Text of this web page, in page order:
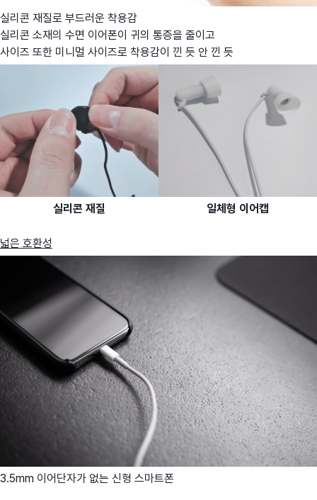
실리콘 재질로 부드러운 착용감
실리콘 소재의 수면 이어폰이 귀의 통증을 줄이고
사이즈 또한 미니멀 사이즈로 착용감이 낀 듯 안 낀 듯
실리콘 재질 일체형 이어캡
넓은 호환성
3.5mm 이어단자가 없는 신형 스마트폰